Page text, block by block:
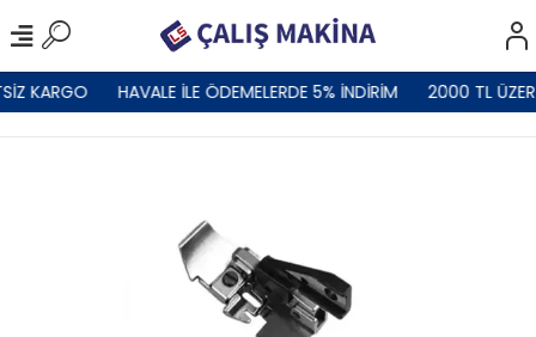
KARGO HAVALE İLE ÖDEMELERDE 5% İNDİRİM 2000 TL